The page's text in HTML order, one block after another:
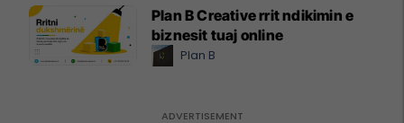
Plan B Creative rrit ndikimin e
biznesit tuaj online
Plan B